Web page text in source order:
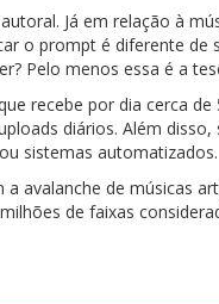
Já em relação à
o prompt é diferente de
Pelo menos essa é a
recebe por dia cerca
diários. Além
sistemas automatizados.
avalanche de músicas
de faixas